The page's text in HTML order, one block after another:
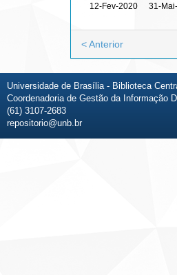
12-Fev-2020 31-
< Anterior
Universidade de Brasília - Biblioteca
Coordenadoria de Gestão da Informação
(61) 3107-2683
repositorio@unb.br